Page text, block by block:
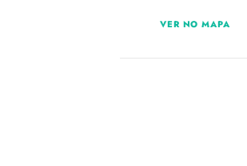
VER NO MAPA